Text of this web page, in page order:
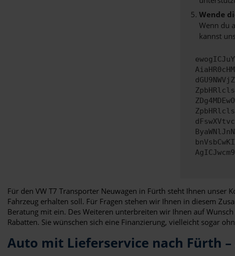
Wende
Wenn du
kannst
Für den VW T7 Transporter Neuwagen in Fürth steht Ihnen unser
Fahrzeug erhalten soll. Für Fragen stehen wir Ihnen in diesem
Beratung mit ein. Des Weiteren unterbreiten wir Ihnen auf
Rabatten. Sie wünschen sich eine Finanzierung, vielleicht sogar
Auto mit Lieferservice nach Fürth